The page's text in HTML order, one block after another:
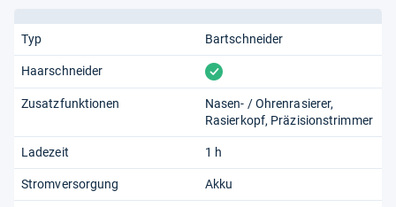
Typ Bartschneider
Haarschneider vorhanden
Zusatzfunktionen
Nasen- / Ohrenrasierer
Rasierkopf Präzisionstrimmer
Ladezeit 1 h
Stromversorgung Akku